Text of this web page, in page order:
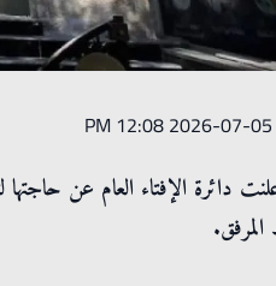
دائرة الإفتاء العام عن
المرفق.